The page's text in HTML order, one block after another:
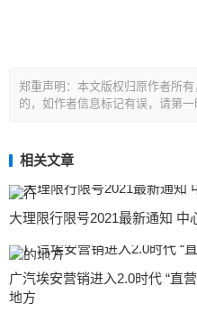
郑重声明：本文版权归原作者所
的，如作者信息标记有误，请第
相关文章
大理限行限号2021最新通知
广汽埃安营销进入2.0时代 “直
地方